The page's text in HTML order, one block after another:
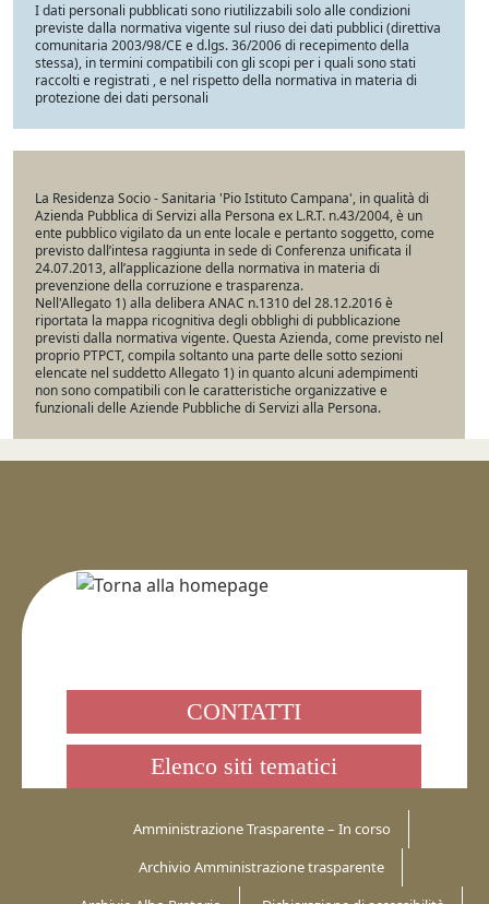
I dati personali pubblicati sono riutilizzabili solo alle condizioni
previste dalla normativa vigente sul riuso dei dati pubblici (direttiva
comunitaria 2003/98/CE e d.lgs. 36/2006 di recepimento della
stessa), in termini compatibili con gli scopi per i quali sono stati
raccolti e registrati , e nel rispetto della normativa in materia di
protezione dei dati personali
La Residenza Socio - Sanitaria 'Pio Istituto Campana', in qualità di
Azienda Pubblica di Servizi alla Persona ex L.R.T. n.43/2004, è un
ente pubblico vigilato da un ente locale e pertanto soggetto, come
previsto dall’intesa raggiunta in sede di Conferenza unificata il
24.07.2013, all’applicazione della normativa in materia di
prevenzione della corruzione e trasparenza.
Nell'Allegato 1) alla delibera ANAC n.1310 del 28.12.2016 è
riportata la mappa ricognitiva degli obblighi di pubblicazione
previsti dalla normativa vigente. Questa Azienda, come previsto nel
proprio PTPCT, compila soltanto una parte delle sotto sezioni
elencate nel suddetto Allegato 1) in quanto alcuni adempimenti
non sono compatibili con le caratteristiche organizzative e
funzionali delle Aziende Pubbliche di Servizi alla Persona.
CONTATTI
Elenco siti tematici
Amministrazione Trasparente – In corso
Archivio Amministrazione trasparente